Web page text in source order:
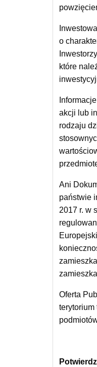
o
które
akcji lub
rodzaju
Ani
państwie
2017 r. w
Oferta
terytorium